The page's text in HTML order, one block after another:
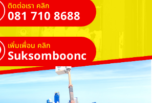
ติดต่อเรา คลิก
081 710 8688
เพิ่มเพื่อน คลิก
Suksombooncrane